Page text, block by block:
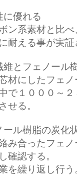
に優れる
ン系素材と比
耐える事が実
維とフェノール
材にしたフェ
で１０００～
せる。
ール樹脂の炭化
み合ったフェ
確認する。
を繰り返し行う